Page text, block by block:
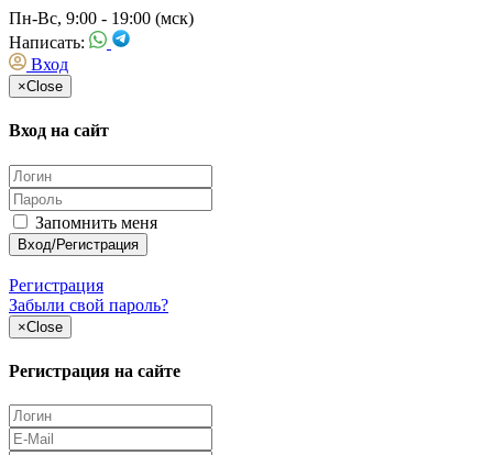
Пн-Вс, 9:00 - 19:00 (мск)
Написать:
Вход
×Close
Вход на сайт
Запомнить меня
Регистрация
Забыли свой пароль?
×Close
Регистрация на сайте